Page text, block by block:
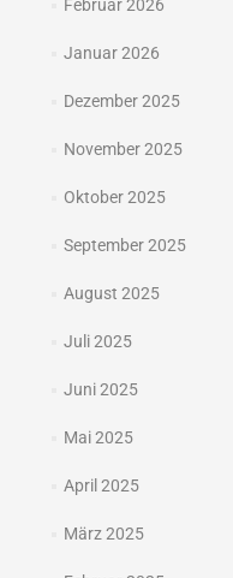
Februar 2026
Januar 2026
Dezember 2025
November 2025
Oktober 2025
September 2025
August 2025
Juli 2025
Juni 2025
Mai 2025
April 2025
März 2025